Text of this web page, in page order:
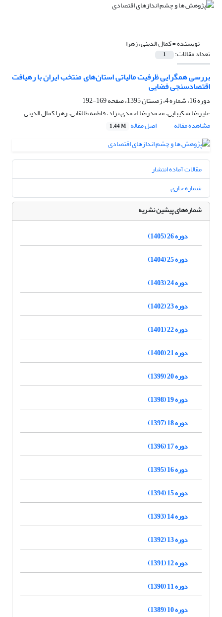
نویسنده =کمال الدینی، زهرا
تعداد مقالات: 1
بررسی همگرایی ظرفیت مالیاتی استان‌های منتخب ایران با رهیافت
اقتصادسنجی فضایی
دوره 16، شماره 4، زمستان 1395، صفحه
169-192
علیرضا شکیبایی، محمدرضا احمدی نژاد، فاطمه طالقانی، زهرا کمال الدینی
مشاهده مقاله
اصل مقاله 1.44 M
مقالات آماده انتشار
شماره جاری
شماره‌های پیشین نشریه
دوره 26 (1405)
دوره 25 (1404)
دوره 24 (1403)
دوره 23 (1402)
دوره 22 (1401)
دوره 21 (1400)
دوره 20 (1399)
دوره 19 (1398)
دوره 18 (1397)
دوره 17 (1396)
دوره 16 (1395)
دوره 15 (1394)
دوره 14 (1393)
دوره 13 (1392)
دوره 12 (1391)
دوره 11 (1390)
دوره 10 (1389)